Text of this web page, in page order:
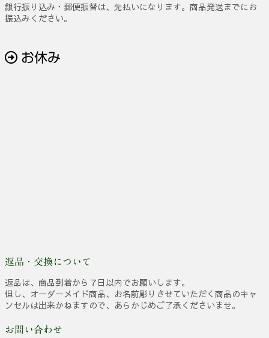
銀行振り込み・郵便振替は、先払いになります。商品発送までにお
振込みください。
お休み
返品・交換について
返品は、商品到着から７日以内でお願いします。
但し、オーダーメイド商品、お名前彫りさせていただく商品のキャ
ンセルは出来かねますので、あらかじめご了承くださいませ。
お問い合わせ